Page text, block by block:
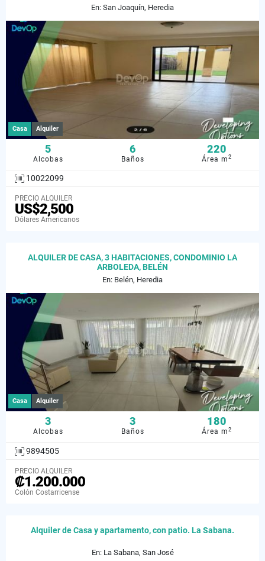
En: San Joaquín, Heredia
Casa Alquiler
5
Alcobas
6
Baños
220
Área m2
10022099
PRECIO ALQUILER
US$2,500
Dólares Americanos
ALQUILER DE CASA, 3 HABITACIONES, CONDOMINIO LA
ARBOLEDA, BELÉN
En: Belén, Heredia
Casa Alquiler
3
Alcobas
3
Baños
180
Área m2
9894505
PRECIO ALQUILER
₡1.200.000
Colón Costarricense
Alquiler de Casa y apartamento, con patio. La Sabana.
En: La Sabana, San José